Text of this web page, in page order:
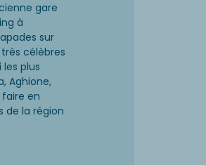
gare
à
sur
célèbres
plus
Aghione,
en
de la région